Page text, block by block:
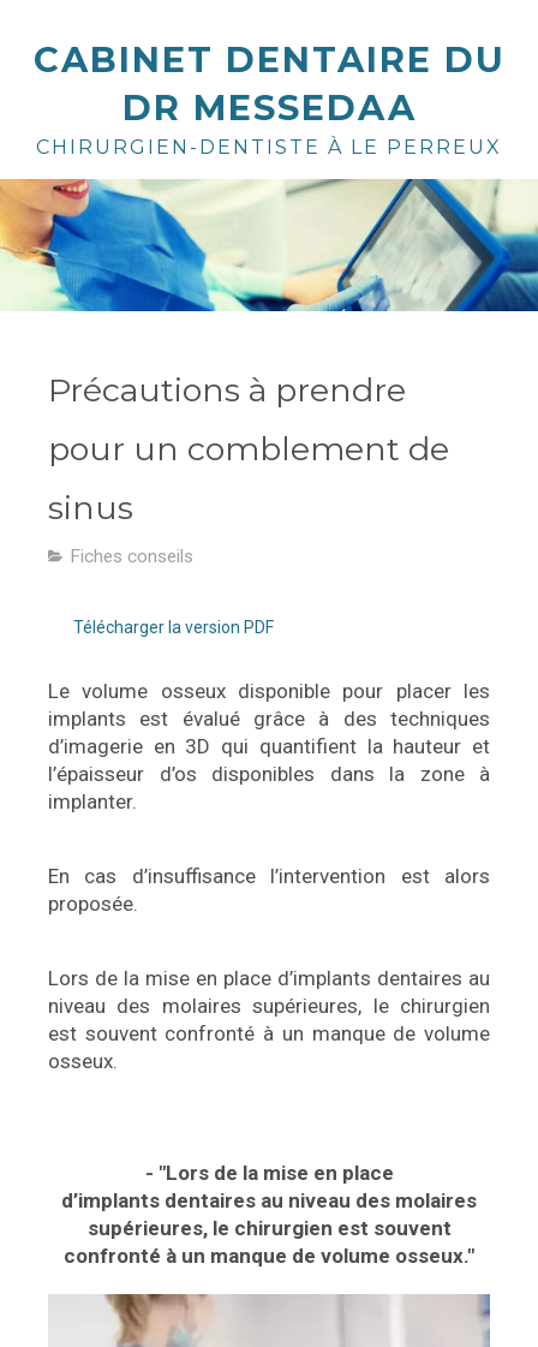
CABINET DENTAIRE DU
DR MESSEDAA
CHIRURGIEN-DENTISTE À LE PERREUX
Précautions à prendre
pour un comblement de
sinus
Fiches conseils
Télécharger la version PDF
Le volume osseux disponible pour placer les
implants est évalué grâce à des techniques
d’imagerie en 3D qui quantifient la hauteur et
l’épaisseur d’os disponibles dans la zone à
implanter.
En cas d’insuffisance l’intervention est alors
proposée.
Lors de la mise en place d’implants dentaires au
niveau des molaires supérieures, le chirurgien
est souvent confronté à un manque de volume
osseux.
- "Lors de la mise en place
d’implants dentaires au niveau des molaires
supérieures, le chirurgien est souvent
confronté à un manque de volume osseux."